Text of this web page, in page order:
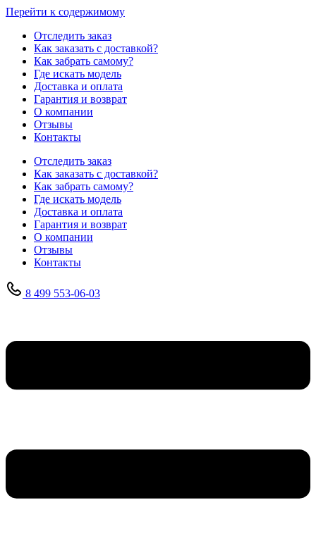
Перейти к содержимому
Отследить заказ
Как заказать с доставкой?
Как забрать самому?
Где искать модель
Доставка и оплата
Гарантия и возврат
О компании
Отзывы
Контакты
Отследить заказ
Как заказать с доставкой?
Как забрать самому?
Где искать модель
Доставка и оплата
Гарантия и возврат
О компании
Отзывы
Контакты
8 499 553-06-03